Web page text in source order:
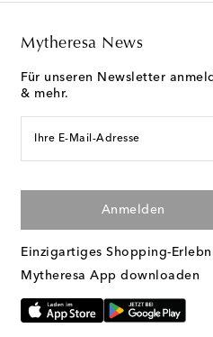
Mytheresa News
Für unseren Newsletter
& mehr.
Ihre E-Mail-Adresse
Anmelden
Einzigartiges Shopping-
Mytheresa App downloaden